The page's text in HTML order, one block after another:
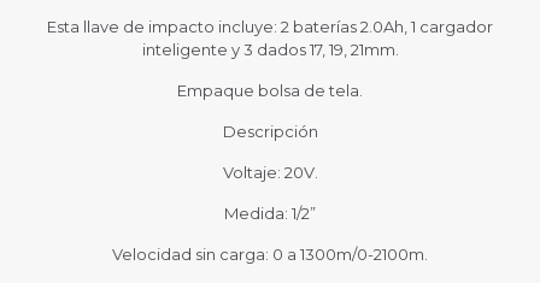
Esta llave de impacto incluye: 2 baterías 2.0Ah, 1 cargador
inteligente y 3 dados 17, 19, 21mm.
Empaque bolsa de tela.
Descripción
Voltaje: 20V.
Medida: 1/2”
Velocidad sin carga: 0 a 1300m/0-2100m.